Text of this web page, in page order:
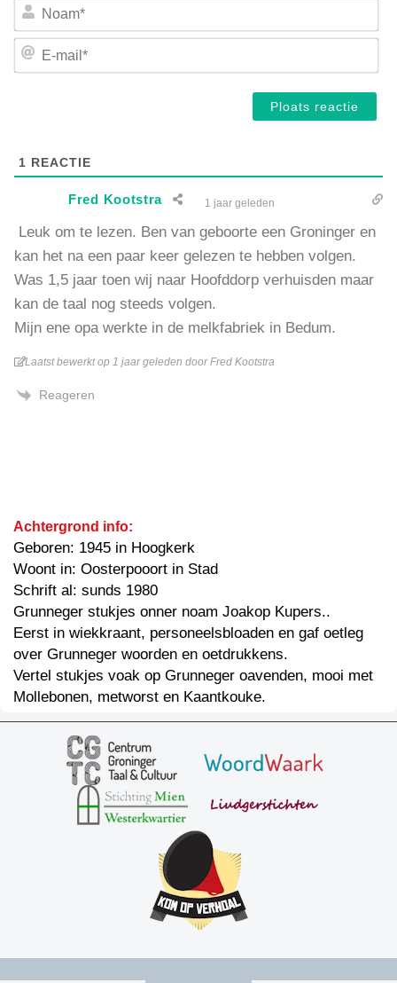
E-
1 REACTIE
Fred Kootstra 1 jaar geleden
Leuk om te lezen. Ben van geboorte een Groninger en
kan het na een paar keer gelezen te hebben volgen.
Was 1,5 jaar toen wij naar Hoofddorp verhuisden maar
kan de taal nog steeds volgen.
Mijn ene opa werkte in de melkfabriek in Bedum.
Laatst bewerkt op 1 jaar geleden door Fred Kootstra
Reageren
Achtergrond info:
Geboren: 1945 in Hoogkerk
Woont in: Oosterpooort in Stad
Schrift al: sunds 1980
Grunneger stukjes onner noam Joakop Kupers..
Eerst in wiekkraant, personeelsbloaden en gaf oetleg
over Grunneger woorden en oetdrukkens.
Vertel stukjes voak op Grunneger oavenden, mooi met
Mollebonen, metworst en Kaantkouke.